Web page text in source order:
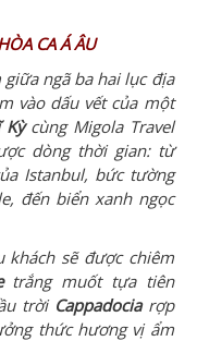
CA Á ÂU
ngã ba hai lục địa
vào dấu vết của một
Kỳcùng Migola Travel
dòng thời gian: từ
Istanbul, bức tường
đến biển xanh ngọc
khách sẽ được chiêm
trắng muốt tựa tiên
trời Cappadociarợp
thức hương vị ẩm